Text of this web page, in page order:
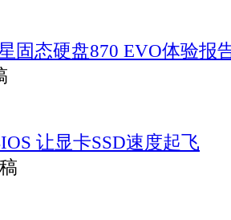
固态硬盘870 EVO体验报
让显卡SSD速度起飞